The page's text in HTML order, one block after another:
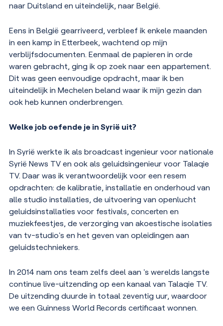
naar Duitsland en uiteindelijk, naar België.
Eens in België gearriveerd, verbleef ik enkele maanden
in een kamp in Etterbeek, wachtend op mijn
verblijfsdocumenten. Eenmaal de papieren in orde
waren gebracht, ging ik op zoek naar een appartement.
Dit was geen eenvoudige opdracht, maar ik ben
uiteindelijk in Mechelen beland waar ik mijn gezin dan
ook heb kunnen onderbrengen.
Welke job oefende je in Syrië uit?
In Syrië werkte ik als broadcast ingenieur voor nationale
Syrië News TV en ook als geluidsingenieur voor Talaqie
TV. Daar was ik verantwoordelijk voor een resem
opdrachten: de kalibratie, installatie en onderhoud van
alle studio installaties, de uitvoering van openlucht
geluidsinstallaties voor festivals, concerten en
muziekfeestjes, de verzorging van akoestische isolaties
van tv-studio's en het geven van opleidingen aan
geluidstechniekers.
In 2014 nam ons team zelfs deel aan 's werelds langste
continue live-uitzending op een kanaal van Talaqie TV.
De uitzending duurde in totaal zeventig uur, waardoor
we een Guinness World Records certificaat wonnen.